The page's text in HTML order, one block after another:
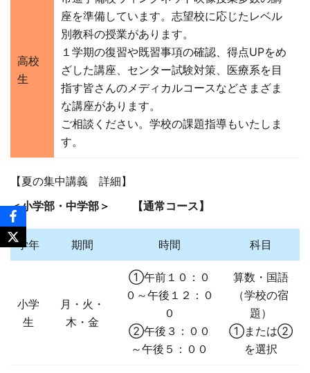
高校
生
座を準備しています。志望校に応じたレベル
別教科の授業があります。
１学期の復習や既習事項の確認、得点UPをめ
ざした講座、センター試験対策、医療系を目
指す皆さんのメディカルコースなどさまざま
な講座があります。
ご相談ください。学校の課題指導もいたしま
す。
【夏の集中講義 詳細】
＜小学部・中学部＞ 【通常コース】
学年 期間 時間 科目
小学
生
月・火・
木・金
①午前１０：０
０～午後１２：０
０
②午後３：００
～午後５：００
算数・国語
（学校の宿
題）
①または②
を選択